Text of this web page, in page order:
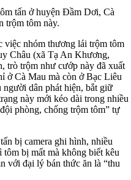
tấn ở huyện Đầm Dơi, Cà
trộm tôm này.
việc nhóm thương lái trộm tôm
Châu (xã Tạ An Khương,
trò trộm như cướp này đã xuất
ở Cà Mau mà còn ở Bạc Liêu
dân phát hiện, bắt giữ
này mới kéo dài trong nhiều
phòng, chống trộm tôm” tự
bị camera ghi hình, nhiều
bị mất mà không biết kêu
với đại lý bán thức ăn là “thu